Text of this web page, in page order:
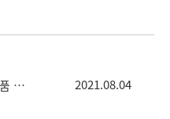
[연장공고] XR디바이스 핵심부품 및 완제품 상용화 제작 기업지원 사업 공고문
2021.08.04